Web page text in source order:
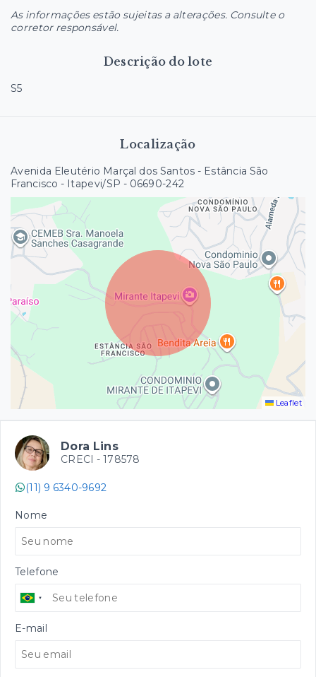
As informações estão sujeitas a alterações. Consulte o
corretor responsável.
Descrição do lote
S5
Localização
Avenida Eleutério Marçal dos Santos - Estância São
Francisco - Itapevi/SP - 06690-242
Leaflet
Dora Lins
CRECI - 178578
(11) 9 6340-9692
Nome
Telefone
E-mail